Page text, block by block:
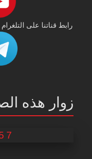
رابط قناتنا على التلغرام
زوار هذه